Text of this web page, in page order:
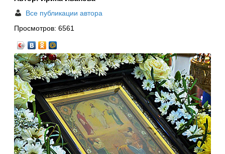
Все публикации автора
Просмотров: 6561